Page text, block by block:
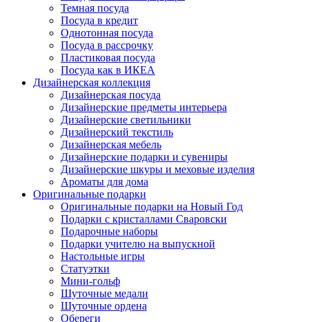
Темная посуда
Посуда в кредит
Однотонная посуда
Посуда в рассрочку
Пластиковая посуда
Посуда как в ИКЕА
Дизайнерская коллекция
Дизайнерская посуда
Дизайнерские предметы интерьера
Дизайнерские светильники
Дизайнерский текстиль
Дизайнерская мебель
Дизайнерские подарки и сувениры
Дизайнерские шкуры и меховые изделия
Ароматы для дома
Оригинальные подарки
Оригинальные подарки на Новый Год
Подарки с кристаллами Сваровски
Подарочные наборы
Подарки учителю на выпускной
Настольные игры
Статуэтки
Мини-гольф
Шуточные медали
Шуточные ордена
Обереги